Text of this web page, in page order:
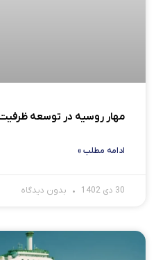
مهار روسیه در توسعه
ادامه مطلب »
30 دی 1402 بدون دیدگاه